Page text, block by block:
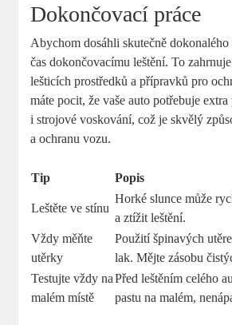
Dokončovací práce
Abychom dosáhli skutečně
čas dokončovacímu leštění. To
lešticích prostředků a přípravků pro
máte pocit, že vaše auto potřebuje
i strojové voskování, což je skvělý
a ochranu vozu.
Tip Popis
Leštěte ve stínu
Horké slunce může
a ztížit leštění.
Vždy měňte
utěrky
Použití špinavých
lak. Mějte zásobu
Testujte vždy na
malém místě
Před leštěním celého
pastu na malém,